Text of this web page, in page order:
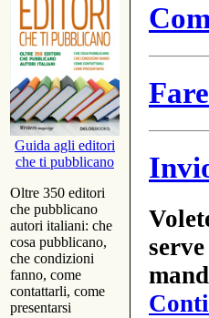
Guida agli editori
che ti pubblicano
Oltre 350 editori
che pubblicano
autori italiani: che
cosa pubblicano,
che condizioni
fanno, come
contattarli, come
presentarsi